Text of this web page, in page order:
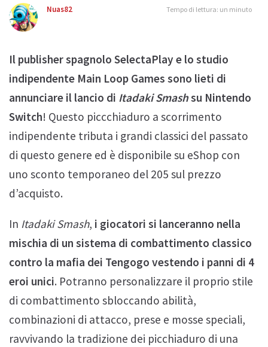
Nuas82 Tempo di lettura: un minuto
Il publisher spagnolo SelectaPlay e lo studio
indipendente Main Loop Games sono lieti di
annunciare il lancio di Itadaki Smashsu Nintendo
Switch! Questo piccchiaduro a scorrimento
indipendente tributa i grandi classici del passato
di questo genere ed è disponibile su eShop con
uno sconto temporaneo del 205 sul prezzo
d’acquisto.
In Itadaki Smash, i giocatori si lanceranno nella
mischia di un sistema di combattimento classico
contro la mafia dei Tengogo vestendo i panni di 4
eroi unici. Potranno personalizzare il proprio stile
di combattimento sbloccando abilità,
combinazioni di attacco, prese e mosse speciali,
ravvivando la tradizione dei picchiaduro di una